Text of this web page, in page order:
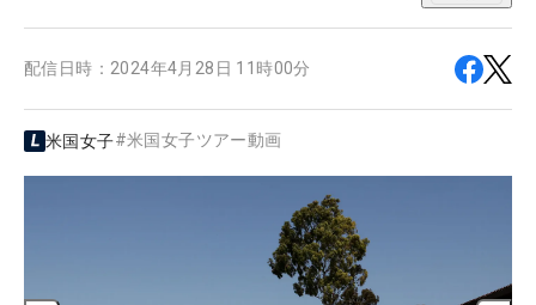
配信日時： 2024年4月28日 11時00分
米国女子#米国女子ツアー動画